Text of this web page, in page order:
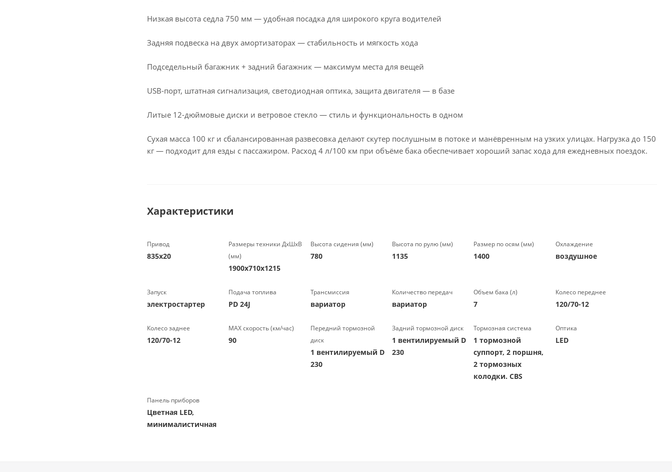
Низкая высота седла 750 мм — удобная посадка для широкого круга водителей
Задняя подвеска на двух амортизаторах — стабильность и мягкость хода
Подседельный багажник + задний багажник — максимум места для вещей
USB-порт, штатная сигнализация, светодиодная оптика, защита двигателя — в базе
Литые 12-дюймовые диски и ветровое стекло — стиль и функциональность в одном
Сухая масса 100 кг и сбалансированная развесовка делают скутер послушным в потоке и манёвренным на узких улицах. Нагрузка до 150
кг — подходит для езды с пассажиром. Расход 4 л/100 км при объёме бака обеспечивает хороший запас хода для ежедневных поездок.
Характеристики
Привод
835х20
Размеры техники ДхШхВ
(мм)
1900х710х1215
Высота сидения (мм)
780
Высота по рулю (мм)
1135
Размер по осям (мм)
1400
Охлаждение
воздушное
Запуск
электростартер
Подача топлива
PD 24J
Трансмиссия
вариатор
Количество передач
вариатор
Объем бака (л)
7
Колесо переднее
120/70-12
Колесо заднее
120/70-12
МАХ скорость (км/час)
90
Передний тормозной
диск
1 вентилируемый D
230
Задний тормозной диск
1 вентилируемый D
230
Тормозная система
1 тормозной
суппорт, 2 поршня,
2 тормозных
колодки. CBS
Оптика
LED
Панель приборов
Цветная LED,
минималистичная